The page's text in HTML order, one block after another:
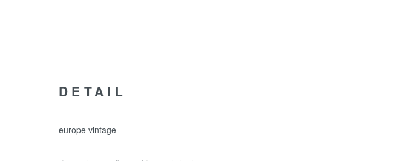
DETAIL
europe vintage